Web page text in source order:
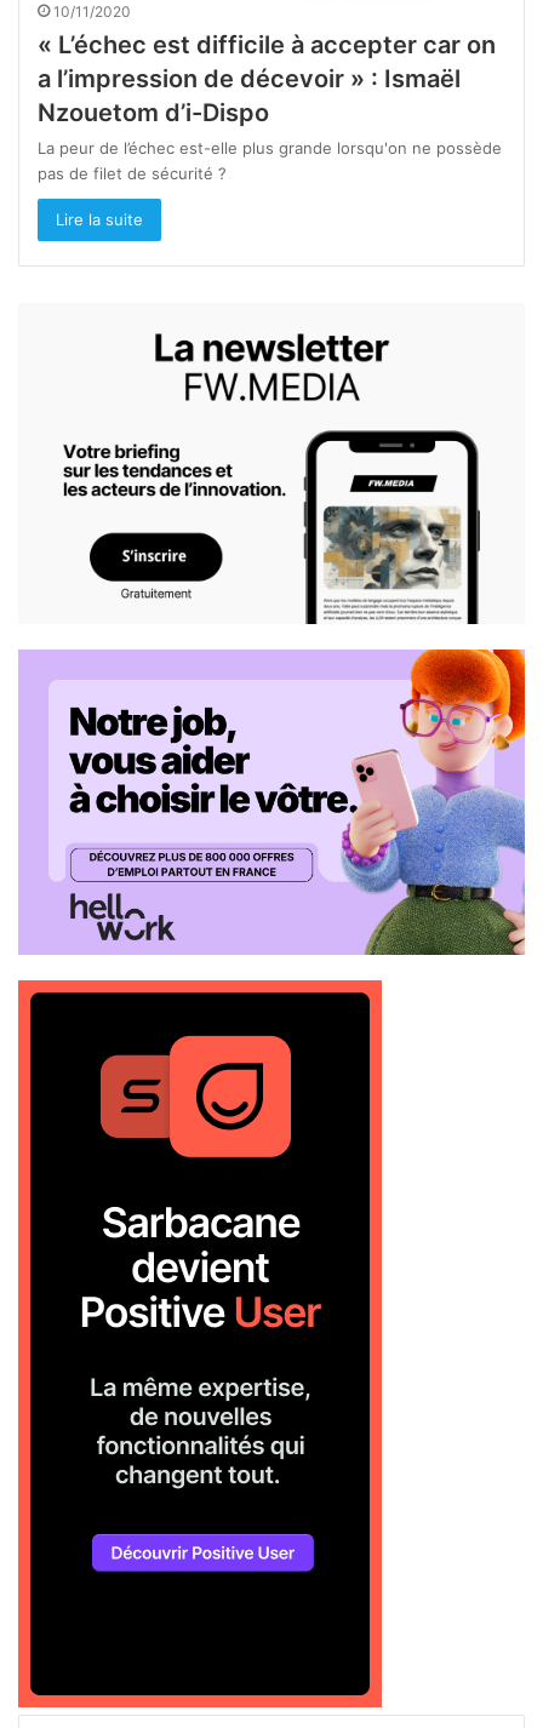
10/11/2020
« L’échec est difficile à accepter car on
a l’impression de décevoir » : Ismaël
Nzouetom d’i-Dispo
La peur de l’échec est-elle plus grande lorsqu'on ne possède
pas de filet de sécurité ?
Lire la suite